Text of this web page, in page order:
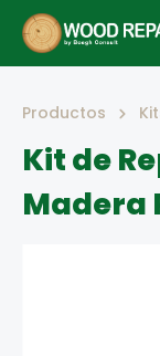
Productos
Kit de
Madera